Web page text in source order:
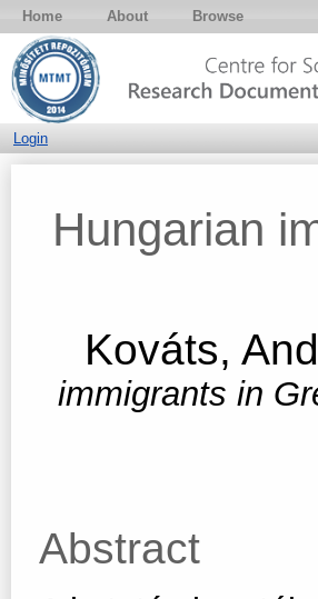
Home About Browse
Login
Hungarian
Kováts,
immigrants in
Abstract